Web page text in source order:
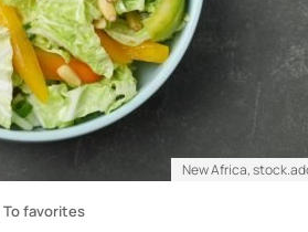
New Africa,